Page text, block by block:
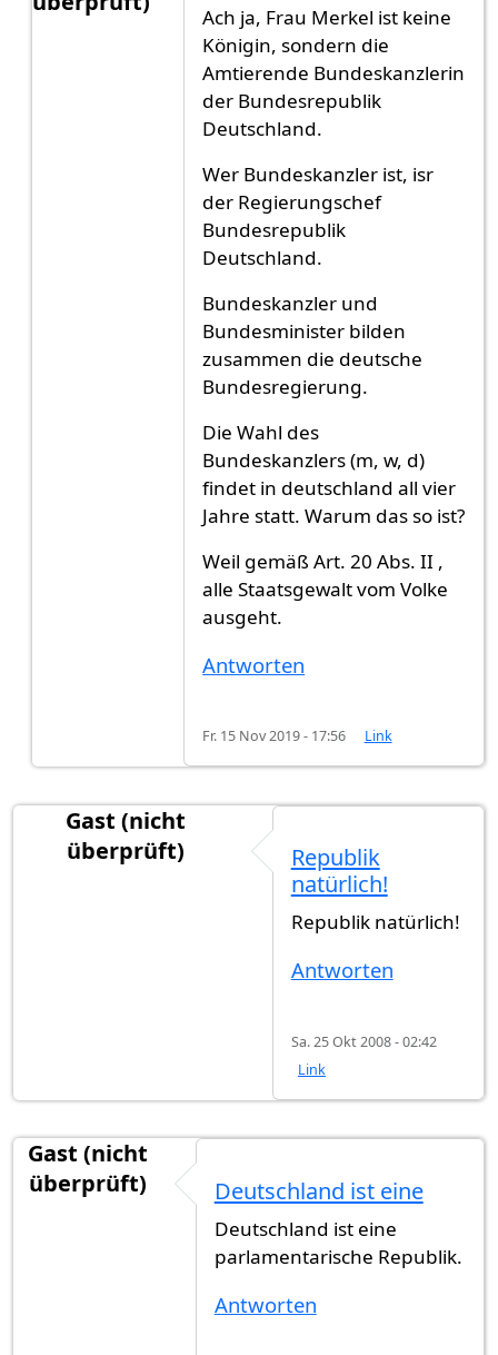
Ich würde sagen "Königreich".von
Ach ja, Frau Merkel ist keine
Königin, sondern die
Amtierende Bundeskanzlerin
der Bundesrepublik
Deutschland.
Wer Bundeskanzler ist, isr
der Regierungschef
Bundesrepublik
Deutschland.
Bundeskanzler und
Bundesminister bilden
zusammen die deutsche
Bundesregierung.
Die Wahl des
Bundeskanzlers (m, w, d)
findet in deutschland all vier
Jahre statt. Warum das so ist?
Weil gemäß Art. 20 Abs. II ,
alle Staatsgewalt vom Volke
ausgeht.
Antworten
Fr. 15 Nov 2019 - 17:56 Link
Gast (nicht
überprüft)
Republik
natürlich!
Republik natürlich!
Antworten
Sa. 25 Okt 2008 - 02:42
Link
Gast (nicht
überprüft)
Deutschland ist eine
Deutschland ist eine
parlamentarische Republik.
Antworten